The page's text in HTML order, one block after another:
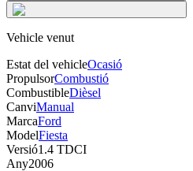
Vehicle venut
Estat del vehicleOcasió
PropulsorCombustió
CombustibleDièsel
CanviManual
MarcaFord
ModelFiesta
Versió1.4 TDCI
Any2006